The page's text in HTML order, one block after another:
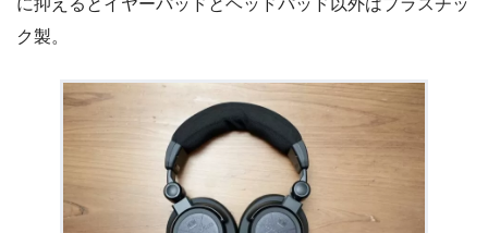
に抑えるとイヤーパッドとヘッドパッド以外はプラスチッ
ク製。